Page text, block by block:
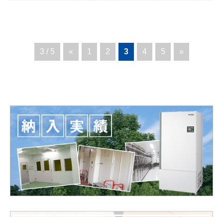
3 / 5 « 1 2 3 4 5 »